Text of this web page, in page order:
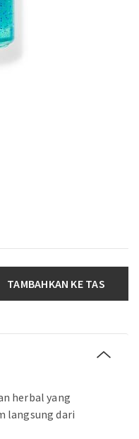
TAMBAHKAN KE TAS
herbal yang
langsung dari